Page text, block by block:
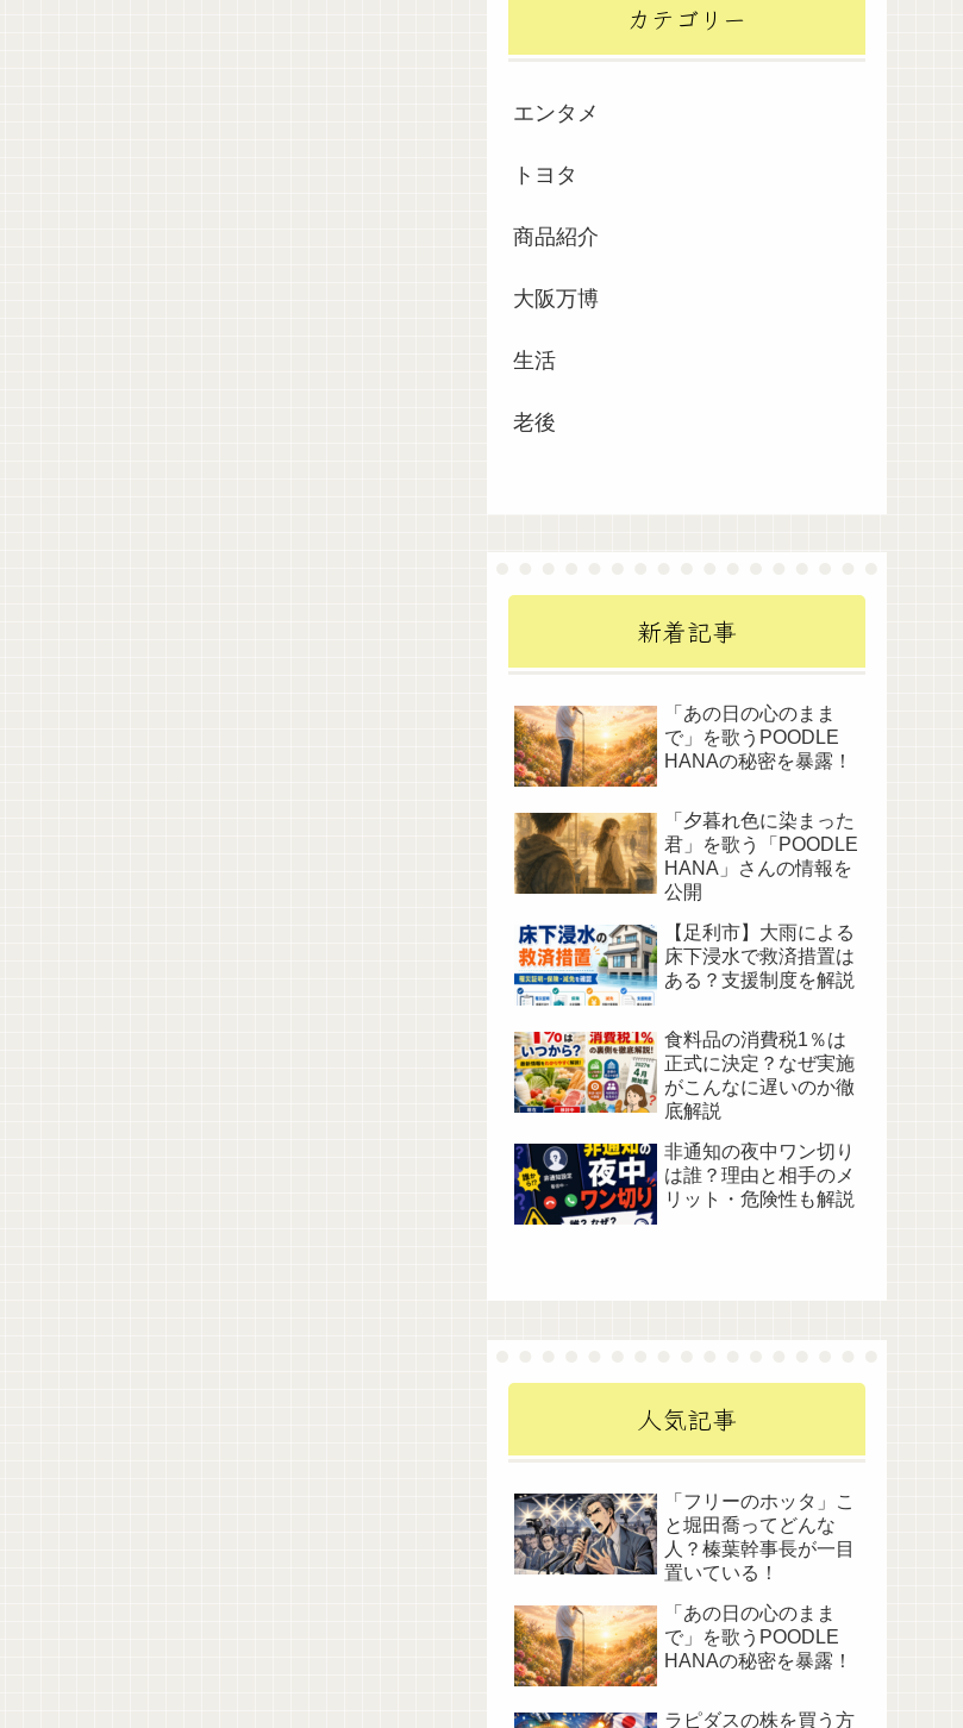
カテゴリー
エンタメ
トヨタ
商品紹介
大阪万博
生活
老後
新着記事
「あの日の心のまま
で」を歌うPOODLE
HANAの秘密を暴露！
「夕暮れ色に染まった
君」を歌う「POODLE
HANA」さんの情報を
公開
【足利市】大雨による
床下浸水で救済措置は
ある？支援制度を解説
食料品の消費税1％は
正式に決定？なぜ実施
がこんなに遅いのか徹
底解説
非通知の夜中ワン切り
は誰？理由と相手のメ
リット・危険性も解説
人気記事
「フリーのホッタ」こ
と堀田喬ってどんな
人？榛葉幹事長が一目
置いている！
「あの日の心のまま
で」を歌うPOODLE
HANAの秘密を暴露！
ラピダスの株を買う方